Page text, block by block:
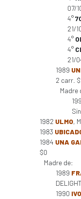
07/
4°
21/
4°
4°
21/
1989
2 carr.
Madre
1982 ULMO,
1983
1984 UNA
$0
Madre de:
1989
1990